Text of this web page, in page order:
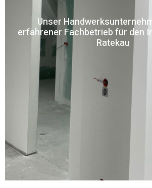
Unser
erfahrener Fachbetrieb für den
Ratekau